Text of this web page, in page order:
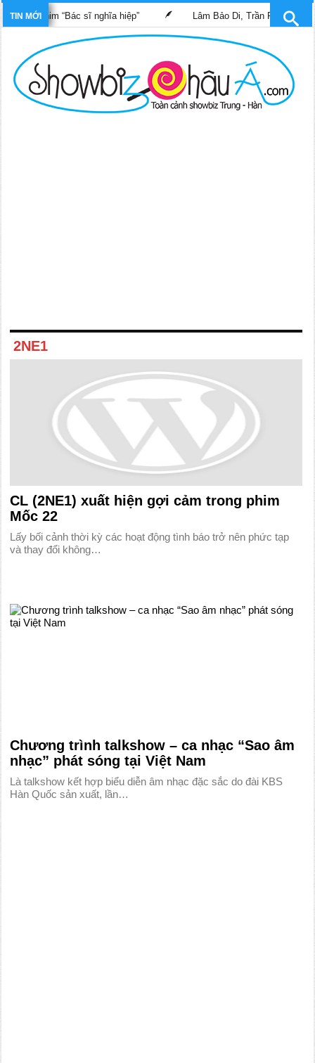
TIN MỚI
phim “Bác sĩ nghĩa hiệp” Lâm Bảo Di, Trần Pháp Dung tái
2NE1
CL (2NE1) xuất hiện gợi cảm trong phim
Mốc 22
Lấy bối cảnh thời kỳ các hoạt động tình báo trở nên phức tạp
và thay đổi không…
Chương trình talkshow – ca nhạc “Sao âm
nhạc” phát sóng tại Việt Nam
Là talkshow kết hợp biểu diễn âm nhạc đặc sắc do đài KBS
Hàn Quốc sản xuất, lần…